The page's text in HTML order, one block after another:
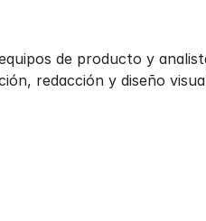
de producto y
redacción y diseño